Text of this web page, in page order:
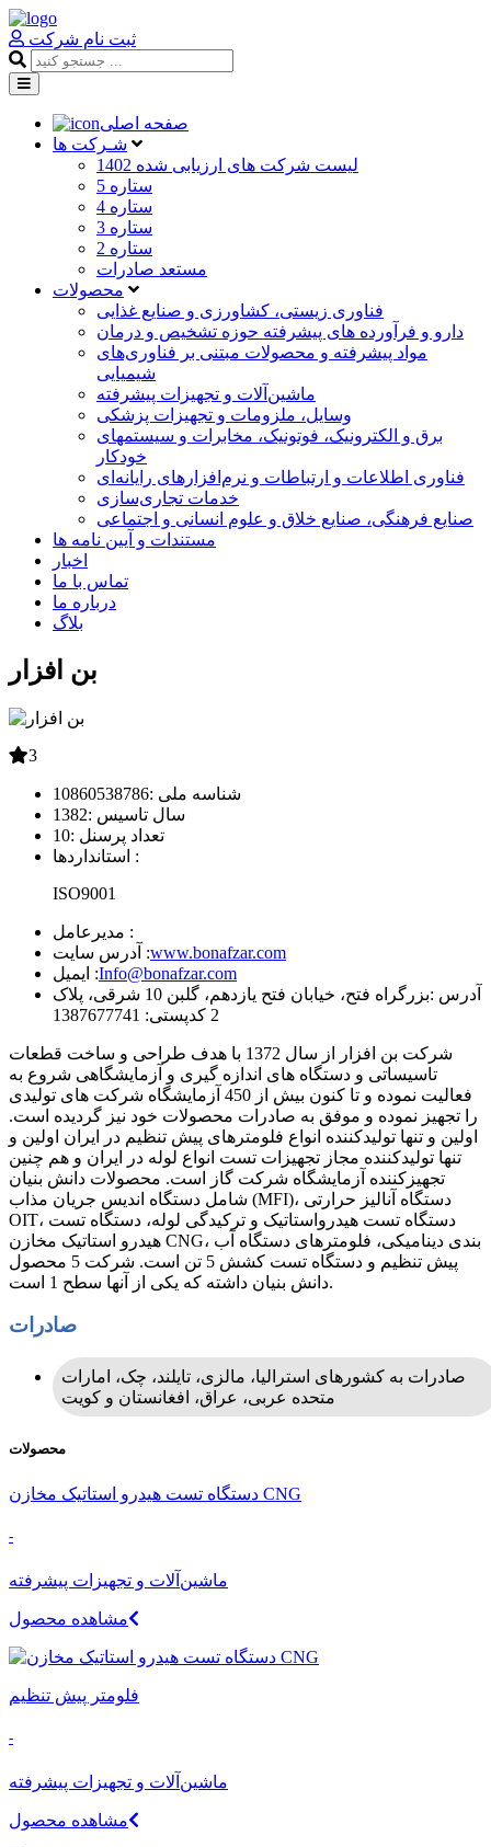
ثبت نام شرکت
صفحه اصلی
شـرکت ها
لیست شرکت های ارزیابی شده 1402
5 ستاره
4 ستاره
3 ستاره
2 ستاره
مستعد صادرات
محصولات
فناوری زیستی، کشاورزی و صنایع غذایی
دارو و فرآورده های پیشرفته حوزه تشخیص و درمان
مواد پیشرفته و محصولات مبتنی بر فناوری‌های
شیمیایی
ماشین‌آلات و تجهیزات پیشرفته
وسایل، ملزومات و تجهیزات پزشکی
برق و الکترونیک، فوتونیک، مخابرات و سیستمهای
خودکار
فناوری اطلاعات و ارتباطات و نرم‌افزارهای رایانه‌ای
خدمات تجاری‌سازی
صنایع فرهنگی، صنایع خلاق و علوم انسانی و اجتماعی
مستندات و آیین نامه ها
اخبار
تماس با ما
درباره ما
بلاگ
بن افزار
3
شناسه ملی :10860538786
سال تاسیس :1382
تعداد پرسنل :10
استانداردها :
ISO9001
مدیرعامل :
آدرس سایت :www.bonafzar.com
ایمیل :Info@bonafzar.com
آدرس :
بزرگراه فتح، خیابان فتح یازدهم، گلبن 10 شرقی، پلاک
2 کدپستی: 1387677741
شركت بن افزار از سال 1372 با هدف طراحی و ساخت قطعات
تاسيساتی و دستگاه های اندازه گيری و آزمايشگاهی شروع به
فعاليت نموده و تا كنون بيش از 450 آزمايشگاه شركت های توليدی
را تجهيز نموده و موفق به صادرات محصولات خود نیز گردیده است.
اولین و تنها تولیدکننده انواع فلومترهای پیش تنظیم در ایران اولین و
تنها تولیدکننده مجاز تجهیزات تست انواع لوله در ایران و هم چنین
تجهیزکننده آزمایشگاه شرکت گاز است. محصولات دانش بنیان
شامل دستگاه اندیس جریان مذاب (MFI)، دستگاه آنالیز حرارتی
OIT، دستگاه تست هیدرواستاتیک و ترکیدگی لوله، دستگاه تست
هیدرو استاتیک مخازن CNG، دستگاه آب ‎بندی دینامیکی، فلومترهای
پیش تنظیم و دستگاه تست کشش 5 تن است. شرکت 5 محصول
دانش بنیان داشته که یکی از آنها سطح 1 است.
صادرات
صادرات به کشورهای استرالیا، مالزی، تایلند، چک، امارات
متحده عربی، عراق، افغانستان و کویت
محصولات
دستگاه تست هیدرو استاتیک مخازن CNG
-
ماشین‌آلات و تجهیزات پیشرفته
مشاهده محصول
فلومتر پیش تنظیم
-
ماشین‌آلات و تجهیزات پیشرفته
مشاهده محصول